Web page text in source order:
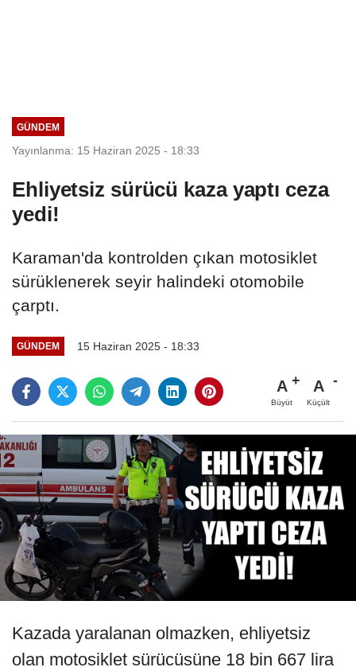
GÜNDEM
Yayınlanma: 15 Haziran 2025 - 18:33
Ehliyetsiz sürücü kaza yaptı ceza
yedi!
Karaman'da kontrolden çıkan motosiklet
sürüklenerek seyir halindeki otomobile
çarptı.
GÜNDEM 15 Haziran 2025 - 18:33
A
Büyüt
A
Küçült
Kazada yaralanan olmazken, ehliyetsiz
olan motosiklet sürücüsüne 18 bin 667 lira